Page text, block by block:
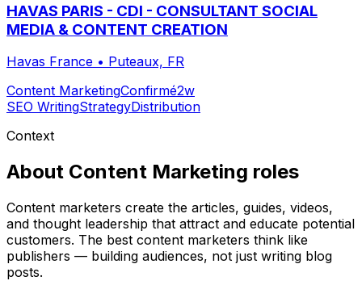
HAVAS PARIS - CDI - CONSULTANT SOCIAL
MEDIA & CONTENT CREATION
Havas France • Puteaux, FR
Content MarketingConfirmé2w
SEO WritingStrategyDistribution
Context
About Content Marketing roles
Content marketers create the articles, guides, videos,
and thought leadership that attract and educate potential
customers. The best content marketers think like
publishers — building audiences, not just writing blog
posts.